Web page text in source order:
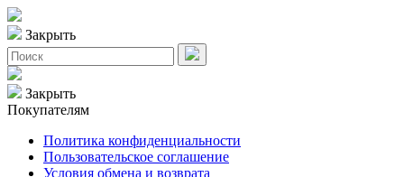
Закрыть
Закрыть
Покупателям
Политика конфиденциальности
Пользовательское соглашение
Условия обмена и возврата